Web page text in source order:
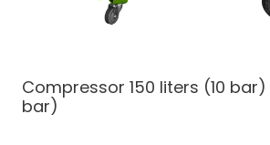
Compressor 150 liters (10 bar)
bar)